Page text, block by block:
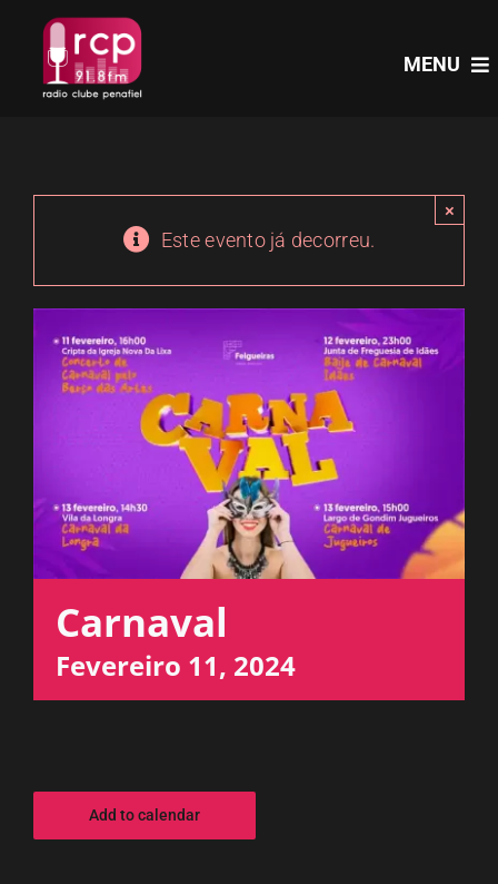
content
MENU
PROGRAMAS
ESPAÇO OUVINTE
Este evento já decorreu.
×
Carnaval
Fevereiro 11, 2024
Add to calendar